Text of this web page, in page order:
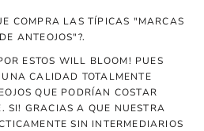
COMPRA LAS TÍPICAS "MARCAS
ANTEOJOS"?.
ESTOS WILL BLOOM! PUES
CALIDAD TOTALMENTE
QUE PODRÍAN COSTAR
SI! GRACIAS A QUE NUESTRA
SIN INTERMEDIARIOS